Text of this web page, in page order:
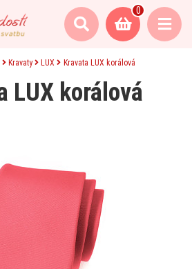
0
Kravaty LUX Kravata LUX korálová
LUX korálová